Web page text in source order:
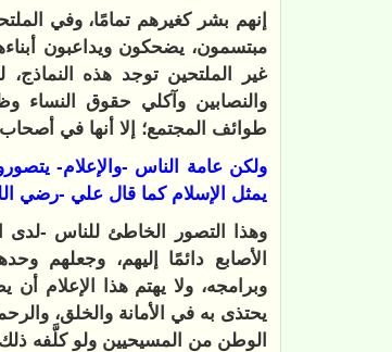
إنهم بشر كغيرهم تمامًا، وفي
مبتسمون، يضحكون ويداعبون
غير الملتحين توجد هذه
والنصابين وآكلي حقوق النساء
طوائف المجتمع؛ إلا أنها في
ولكن عامة الناس -والإعلام-
يمثل الإسلام كما قال علي -رضي
وهذا التصور الخاطئ للناس -لدى
الأصابع دائمًا إليهم، وجعلهم
وبرامجه، ولا يهتم هذا الإعلام أن
يحتذى به في الأمانة والخلق،
الوطن من المسيحيين ولو كلَّفه